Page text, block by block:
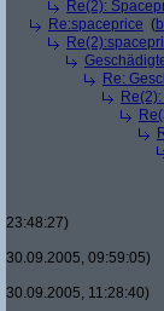
Re(2):
Re:spaceprice (
Re:
23:48:27)
30.09.2005, 09:59:05)
30.09.2005, 11:28:40)